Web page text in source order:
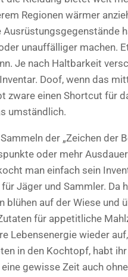
Regionen wärmer
unauffälliger machen.
Je nach Haltbarkeit
Doof, wenn das
zware einen Shortcut für
umständlich.
der „Zeichen der
oder mehr
man einfach sein
Jäger und Sammler. Da
blühen auf der Wiese und
für appetitliche
Lebensenergie wieder
in den Kochtopf, habt
gewisse Zeit auch